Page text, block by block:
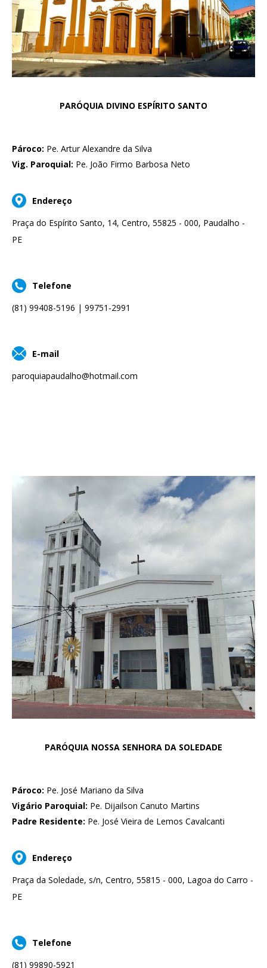
PARÓQUIA DIVINO ESPÍRITO SANTO
Pároco: Pe. Artur Alexandre da Silva
Vig. Paroquial: Pe. João Firmo Barbosa Neto
Endereço
Praça do Espírito Santo, 14, Centro, 55825 - 000, Paudalho -
PE
Telefone
(81) 99408-5196 | 99751-2991
E-mail
paroquiapaudalho@hotmail.com
PARÓQUIA NOSSA SENHORA DA SOLEDADE
Pároco: Pe. José Mariano da Silva
Vigário Paroquial: Pe. Dijailson Canuto Martins
Padre Residente: Pe. José Vieira de Lemos Cavalcanti
Endereço
Praça da Soledade, s/n, Centro, 55815 - 000, Lagoa do Carro -
PE
Telefone
(81) 99890-5921